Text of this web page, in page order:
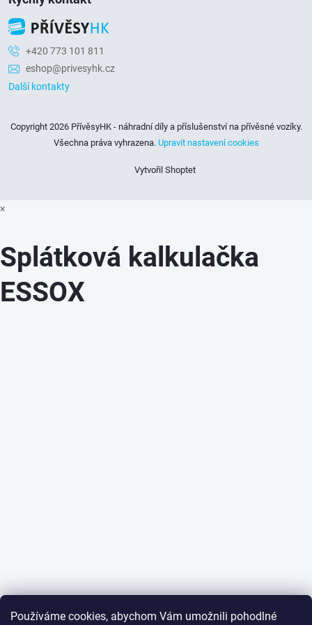
Používáme cookies, abychom Vám umožnili pohodlné
y
v
ý
p
i
+420 773 101 811
eshop@privesyhk.cz
Další kontakty
Vytvořil Shoptet
Copyright 2026 PřívěsyHK - náhradní díly a příslušenství na přívěsné vozíky.
Všechna práva vyhrazena. Upravit nastavení cookies
×
Splátková kalkulačka
ESSOX